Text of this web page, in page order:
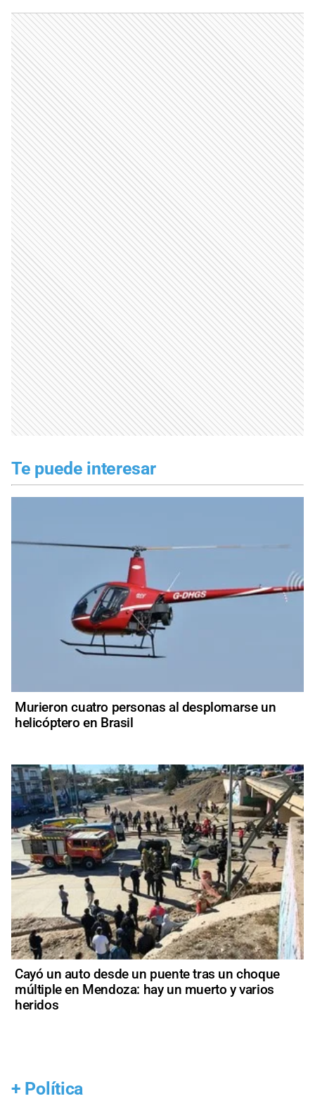
Te puede interesar
Murieron cuatro personas al desplomarse un
helicóptero en Brasil
Cayó un auto desde un puente tras un choque
múltiple en Mendoza: hay un muerto y varios
heridos
+ Política